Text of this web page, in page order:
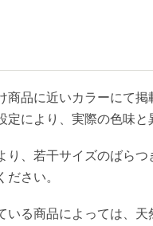
商品に近いカラーにて
により、実際の色味と
り、若干サイズのばらつ
さい。
いる商品によっては、天